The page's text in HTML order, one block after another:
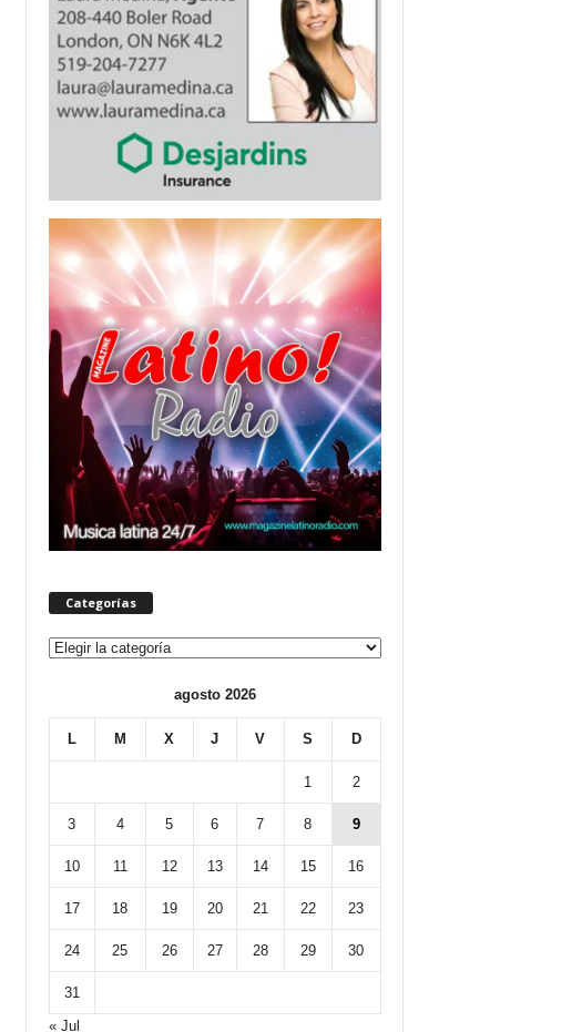
Categorías
Categorías
agosto 2026
L M X J V S D
1 2
3 4 5 6 7 8 9
10 11 12 13 14 15 16
17 18 19 20 21 22 23
24 25 26 27 28 29 30
31
« Jul